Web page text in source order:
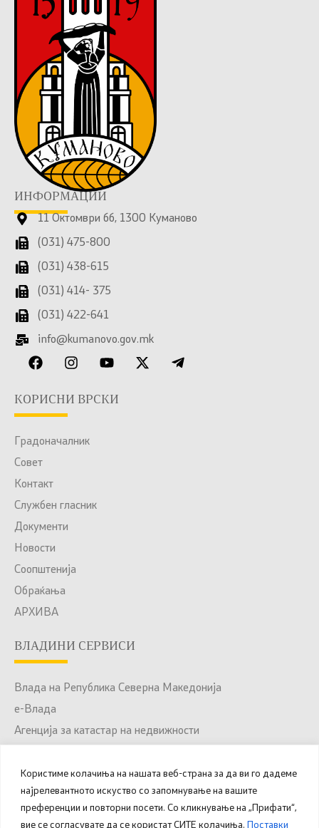
Користиме колачиња на нашата веб-страна за да ви го дадеме
најрелевантното искуство со запомнување на вашите
преференции и повторни посети. Со кликнување на „Прифати“,
вие се согласувате да се користат СИТЕ колачиња. Поставки
ИНФОРМАЦИИ
11 Октомври бб, 1300 Куманово
(031) 475-800
(031) 438-615
(031) 414- 375
(031) 422-641
info@kumanovo.gov.mk
КОРИСНИ ВРСКИ
Градоначалник
Совет
Контакт
Службен гласник
Документи
Новости
Соопштенија
Обраќања
АРХИВА
ВЛАДИНИ СЕРВИСИ
Влада на Република Северна Македонија
е-Влада
Агенција за катастар на недвижности
Портал за отворени податоци
Национален Портал за е-Услуги